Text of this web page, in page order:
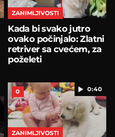
ZANIMLJIVOSTI
Kada bi svako jutro
ovako počinjalo: Zlatni
retriver sa cvećem, za
poželeti
0:40
0
ZANIMLJIVOSTI